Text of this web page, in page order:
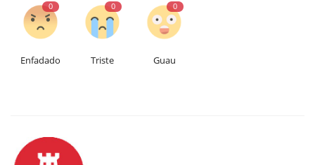
0
Enfadado
0
Triste
0
Guau